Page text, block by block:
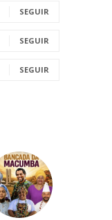
SEGUIR
SEGUIR
SEGUIR